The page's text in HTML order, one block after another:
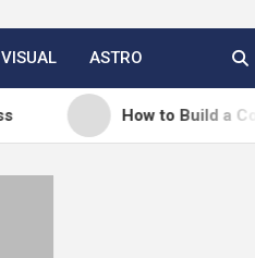
VISUAL ASTRO
How to Build a Course